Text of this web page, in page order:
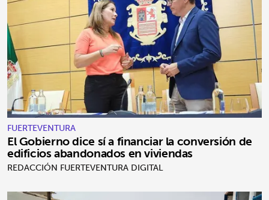
FUERTEVENTURA
El Gobierno dice sí a financiar la conversión de
edificios abandonados en viviendas
REDACCIÓN FUERTEVENTURA DIGITAL